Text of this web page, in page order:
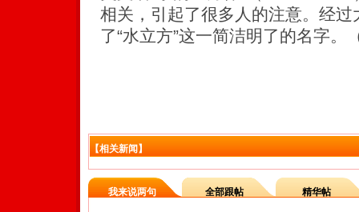
相关，引起了很多人的注意。经
了“水立方”这一简洁明了的名字。
【相关新闻】
我来说两句 全部跟帖 精华帖